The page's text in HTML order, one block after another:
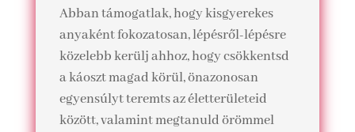
Abban támogatlak, hogy kisgyerekes
anyaként fokozatosan, lépésről-lépésre
közelebb kerülj ahhoz, hogy csökkentsd
a káoszt magad körül, önazonosan
egyensúlyt teremts az életterületeid
között, valamint megtanuld örömmel